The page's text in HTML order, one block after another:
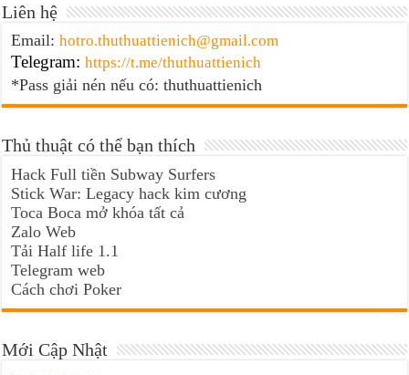
Liên hệ
Email:hotro.thuthuattienich@gmail.com
Telegram: https://t.me/thuthuattienich
*Pass giải nén nếu có: thuthuattienich
Thủ thuật có thể bạn thích
Hack Full tiền Subway Surfers
Stick War: Legacy hack kim cương
Toca Boca mở khóa tất cả
Zalo Web
Tải Half life 1.1
Telegram web
Cách chơi Poker
Mới Cập Nhật